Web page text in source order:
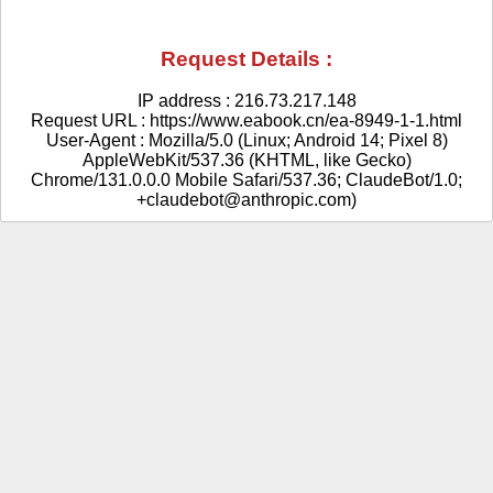
Request Details :
IP address : 216.73.217.148
Request URL : https://www.eabook.cn/ea-8949-1-1.html
User-Agent : Mozilla/5.0 (Linux; Android 14; Pixel 8)
AppleWebKit/537.36 (KHTML, like Gecko)
Chrome/131.0.0.0 Mobile Safari/537.36; ClaudeBot/1.0;
+claudebot@anthropic.com)